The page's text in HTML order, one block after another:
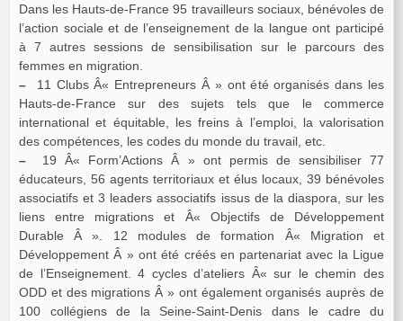
Dans les Hauts-de-France 95 travailleurs sociaux, bénévoles de
l’action sociale et de l’enseignement de la langue ont participé
à 7 autres sessions de sensibilisation sur le parcours des
femmes en migration.
– 11 Clubs Â« Entrepreneurs Â » ont été organisés dans les
Hauts-de-France sur des sujets tels que le commerce
international et équitable, les freins à l’emploi, la valorisation
des compétences, les codes du monde du travail, etc.
– 19 Â« Form’Actions Â » ont permis de sensibiliser 77
éducateurs, 56 agents territoriaux et élus locaux, 39 bénévoles
associatifs et 3 leaders associatifs issus de la diaspora, sur les
liens entre migrations et Â« Objectifs de Développement
Durable Â ». 12 modules de formation Â« Migration et
Développement Â » ont été créés en partenariat avec la Ligue
de l’Enseignement. 4 cycles d’ateliers Â« sur le chemin des
ODD et des migrations Â » ont également organisés auprès de
100 collégiens de la Seine-Saint-Denis dans le cadre du